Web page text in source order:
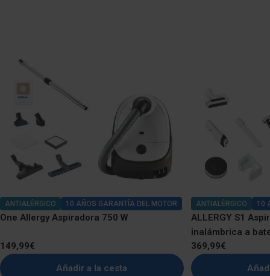
ANTIALÉRGICO 10 AÑOS GARANTÍA DEL MOTOR
One Allergy Aspiradora 750 W
Precio
regular
149,99€
Añadir a la cesta
ANTIALÉRGICO 10
ALLERGY S1
inalámbrica a
Precio
regular
369,99€